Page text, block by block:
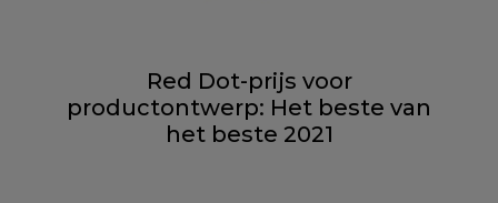
Red Dot-prijs voor
productontwerp: Het beste van
het beste 2021